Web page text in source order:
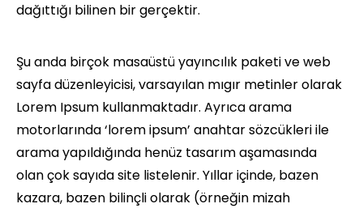
dağıttığı bilinen bir gerçektir.
Şu anda birçok masaüstü yayıncılık paketi ve web
sayfa düzenleyicisi, varsayılan mıgır metinler olarak
Lorem Ipsum kullanmaktadır. Ayrıca arama
motorlarında ‘lorem ipsum’ anahtar sözcükleri ile
arama yapıldığında henüz tasarım aşamasında
olan çok sayıda site listelenir. Yıllar içinde, bazen
kazara, bazen bilinçli olarak (örneğin mizah